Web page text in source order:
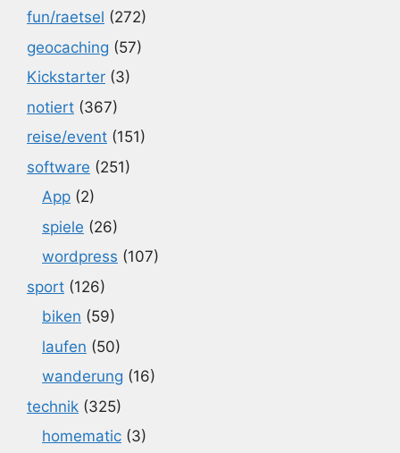
fun/raetsel (272)
geocaching (57)
Kickstarter (3)
notiert (367)
reise/event (151)
software (251)
App (2)
spiele (26)
wordpress (107)
sport (126)
biken (59)
laufen (50)
wanderung (16)
technik (325)
homematic (3)